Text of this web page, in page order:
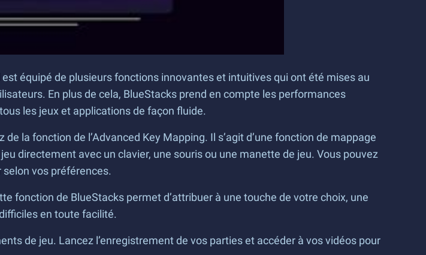
équipé de plusieurs fonctions innovantes et intuitives qui ont été mises au
En plus de cela, BlueStacks prend en compte les performances
les jeux et applications de façon fluide.
la fonction de l’Advanced Key Mapping. Il s’agit d’une fonction de mappage
directement avec un clavier, une souris ou une manette de jeu. Vous pouvez
vos préférences.
fonction de BlueStacks permet d’attribuer à une touche de votre choix, une
en toute facilité.
de jeu. Lancez l’enregistrement de vos parties et accéder à vos vidéos pour